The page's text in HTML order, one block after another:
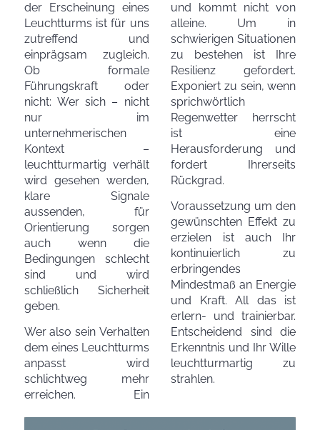
der Erscheinung eines
Leuchtturms ist für uns
zutreffend und
einprägsam zugleich.
Ob formale
Führungskraft oder
nicht: Wer sich – nicht
nur im
unternehmerischen
Kontext –
leuchtturmartig verhält
wird gesehen werden,
klare Signale
aussenden, für
Orientierung sorgen
auch wenn die
Bedingungen schlecht
sind und wird
schließlich Sicherheit
geben.
Wer also sein Verhalten
dem eines Leuchtturms
anpasst wird
schlichtweg mehr
erreichen. Ein
und kommt nicht von
alleine. Um in
schwierigen Situationen
zu bestehen ist Ihre
Resilienz gefordert.
Exponiert zu sein, wenn
sprichwörtlich
Regenwetter herrscht
ist eine
Herausforderung und
fordert Ihrerseits
Rückgrad.
Voraussetzung um den
gewünschten Effekt zu
erzielen ist auch Ihr
kontinuierlich zu
erbringendes
Mindestmaß an Energie
und Kraft. All das ist
erlern- und trainierbar.
Entscheidend sind die
Erkenntnis und Ihr Wille
leuchtturmartig zu
strahlen.